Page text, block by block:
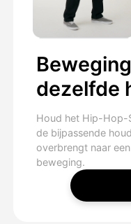
dezelfde
Houd het Hip-Hop-
de bijpassende
overbrengt naar
beweging.